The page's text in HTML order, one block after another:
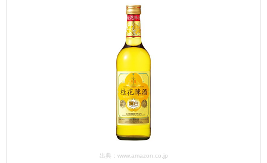
出典：www.amazon.co.jp